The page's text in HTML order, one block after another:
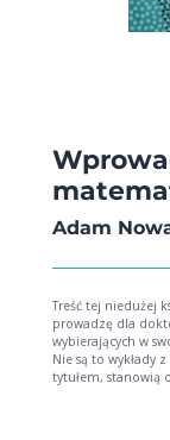
Adam
Treść tej niedużej
prowadzę dla
wybierających w
Nie są to wykłady
tytułem, stanowią